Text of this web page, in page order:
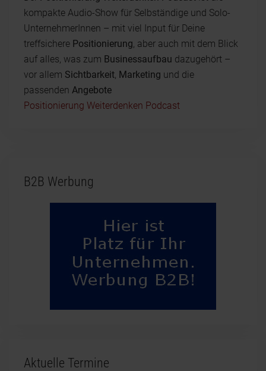
kompakte Audio-Show für Selbständige und Solo-
UnternehmerInnen – mit viel Input für Deine
treffsichere Positionierung , aber auch mit dem Blick
auf alles, was zum Businessaufbau dazugehört –
vor allem Sichtbarkeit Marketing und die
passenden Angebote
Positionierung Weiterdenken Podcast
B2B Werbung
Aktuelle Termine